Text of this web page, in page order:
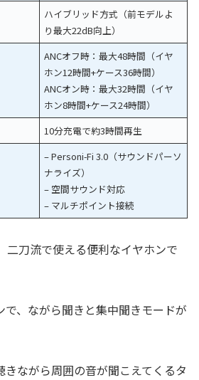
ハイブリッド方式（前モデルよ
り最大22dB向上）
ANCオフ時：最大48時間（イヤ
ホン12時間+ケース36時間）
ANCオン時：最大32時間（イヤ
ホン8時間+ケース24時間）
10分充電で約3時間再生
– Personi-Fi 3.0（サウンドパーソ
ナライズ）
– 空間サウンド対応
– マルチポイント接続
二刀流で使える便利なイヤホンで
で、ながら聞きと集中聞きモードが
ながら周囲の音が聞こえてくるタ